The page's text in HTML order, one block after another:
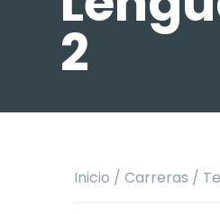
2
Inicio / Carreras /